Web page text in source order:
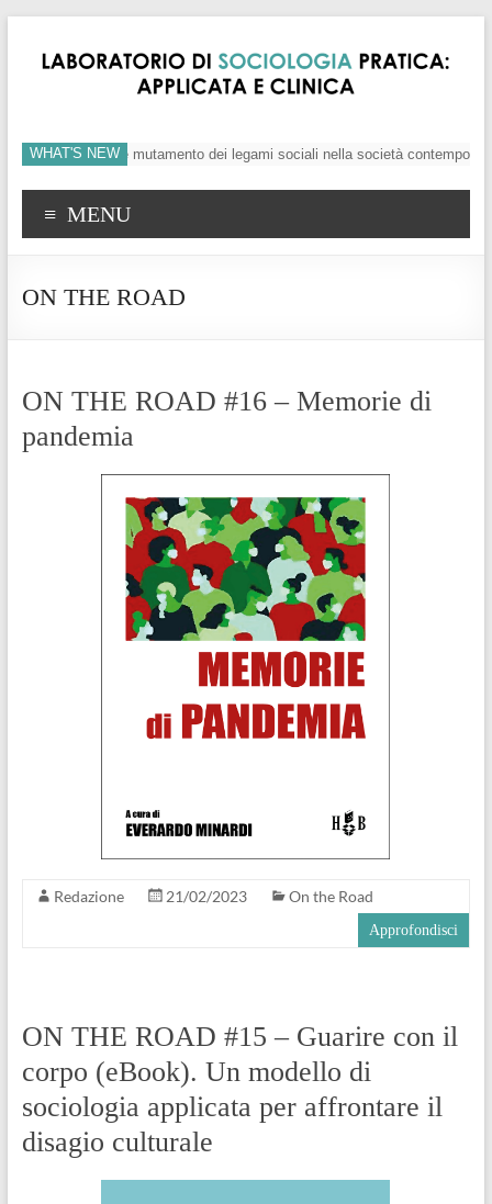
WHAT'S NEW
dei valori e mutamento dei legami sociali nella società contemporanea
MENU
ON THE ROAD
ON THE ROAD #16 – Memorie di
pandemia
Redazione 21/02/2023 On the Road
Approfondisci
ON THE ROAD #15 – Guarire con il
corpo (eBook). Un modello di
sociologia applicata per affrontare il
disagio culturale